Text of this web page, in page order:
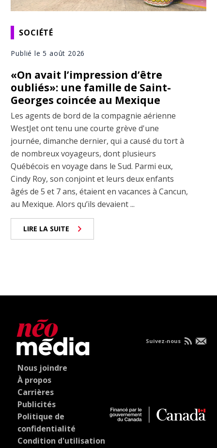
SOCIÉTÉ
Publié le 5 août 2026
«On avait l’impression d’être
oubliés»: une famille de Saint-
Georges coincée au Mexique
Les agents de bord de la compagnie aérienne
WestJet ont tenu une courte grève d'une
journée, dimanche dernier, qui a causé du tort à
de nombreux voyageurs, dont plusieurs
Québécois en voyage dans le Sud. Parmi eux,
Cindy Roy, son conjoint et leurs deux enfants
âgés de 5 et 7 ans, étaient en vacances à Cancun,
au Mexique. Alors qu’ils devaient ...
LIRE LA SUITE
Nous joindre
À propos
Carrières
Publicités
Politique de
confidentialité
Condition d'utilisation
Suivez-nous